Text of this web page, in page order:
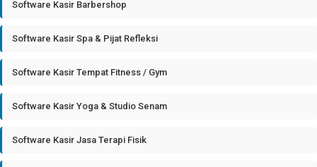
Software Kasir Barbershop
Software Kasir Spa & Pijat Refleksi
Software Kasir Tempat Fitness / Gym
Software Kasir Yoga & Studio Senam
Software Kasir Jasa Terapi Fisik